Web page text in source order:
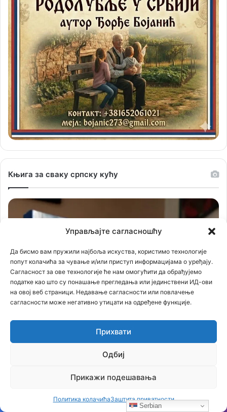
Управљајте сагласношћу
Да бисмо вам пружили најбоља искуства, користимо технологије
попут колачића за чување и/или приступ информацијама о уређају.
Сагласност за ове технологије ће нам омогућити да обрађујемо
податке као што су понашање прегледања или јединствени ИД-ови
на овој веб страници. Недавање сагласности или повлачење
сагласности може негативно утицати на одређене функције.
Прихвати
Одбиј
Прикажи подешавања
Политика колачићаЗаштита приватности
Књига за сваку српску кућу
Serbian